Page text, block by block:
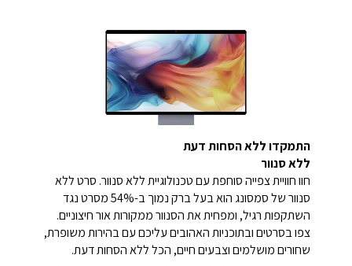
התמקדו ללא הסחות דעת
ללא סנוור
חוו חוויית צפייה סוחפת עם טכנולוגיית ללא סנוור. סרט ללא
סנוור של סמסונג הוא בעל ברק נמוך ב-54% מסרט נגד
השתקפות רגיל, ומפחית את הסנוור ממקורות אור חיצוניים.
צפו בסרטים ובתוכניות האהובים עליכם עם בהירות משופרת,
שחורים מושלמים וצבעים חיים, הכל ללא הסחות דעת.